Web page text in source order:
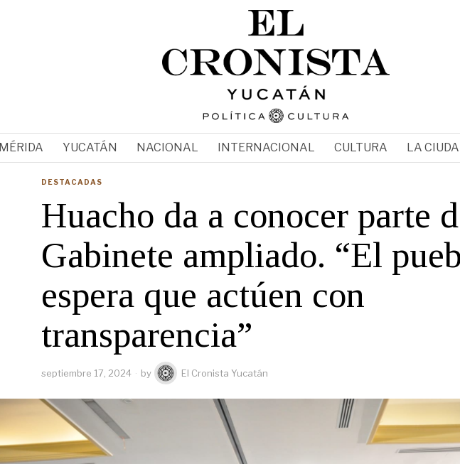
MÉRIDA YUCATÁN NACIONAL INTERNACIONAL CULTURA LA
DESTACADAS
Huacho da a conocer parte
Gabinete ampliado. “El
espera que actúen con
transparencia”
septiembre 17, 2024 by El Cronista Yucatán